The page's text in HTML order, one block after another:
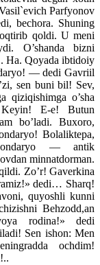
Parfyonov
bechora. Shuning
qoldi. U meni
O’shanda bizni
Ha. Qoyada ibtidoiy
— dedi Gavriil
sen buni bil! Sev,
qiziqishimga o’sha
Keyin! E-e! Butun
bo’ladi. Buxoro,
Bolaliktepa,
— antik
minnatdorman.
Zo’r! Gaverkina
dedi… Sharq!
quyoshli kunni
Behzodd,an
rodina!» dedi
Sen ishon: Men
ochdim!